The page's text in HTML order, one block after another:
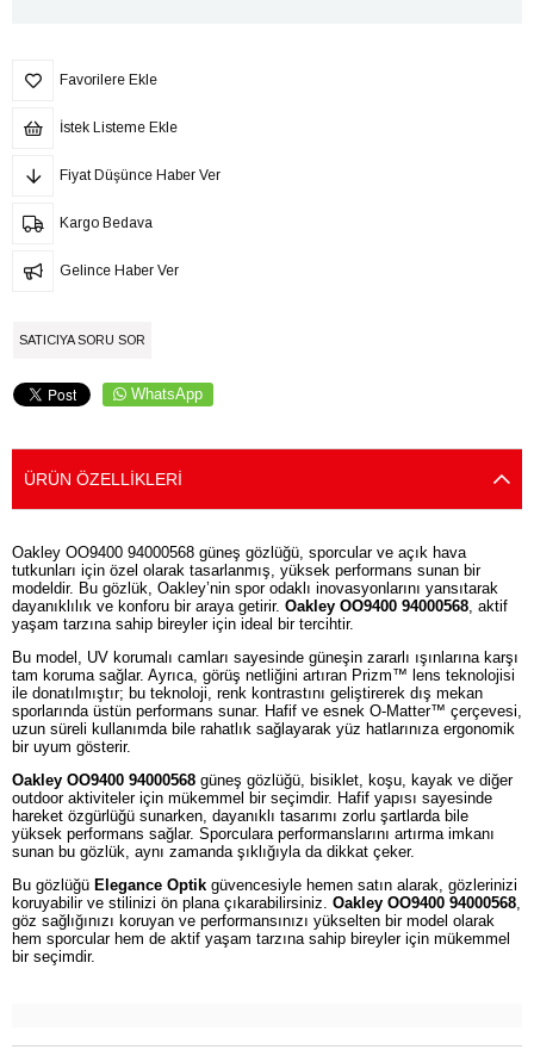
Favorilere Ekle
İstek Listeme Ekle
Fiyat Düşünce Haber Ver
Kargo Bedava
Gelince Haber Ver
SATICIYA SORU SOR
WhatsApp
ÜRÜN ÖZELLIKLERI
Oakley OO9400 94000568 güneş gözlüğü, sporcular ve açık hava
tutkunları için özel olarak tasarlanmış, yüksek performans sunan bir
modeldir. Bu gözlük, Oakley’nin spor odaklı inovasyonlarını yansıtarak
dayanıklılık ve konforu bir araya getirir. Oakley OO9400 94000568, aktif
yaşam tarzına sahip bireyler için ideal bir tercihtir.
Bu model, UV korumalı camları sayesinde güneşin zararlı ışınlarına karşı
tam koruma sağlar. Ayrıca, görüş netliğini artıran Prizm™ lens teknolojisi
ile donatılmıştır; bu teknoloji, renk kontrastını geliştirerek dış mekan
sporlarında üstün performans sunar. Hafif ve esnek O-Matter™ çerçevesi,
uzun süreli kullanımda bile rahatlık sağlayarak yüz hatlarınıza ergonomik
bir uyum gösterir.
Oakley OO9400 94000568 güneş gözlüğü, bisiklet, koşu, kayak ve diğer
outdoor aktiviteler için mükemmel bir seçimdir. Hafif yapısı sayesinde
hareket özgürlüğü sunarken, dayanıklı tasarımı zorlu şartlarda bile
yüksek performans sağlar. Sporculara performanslarını artırma imkanı
sunan bu gözlük, aynı zamanda şıklığıyla da dikkat çeker.
Bu gözlüğü Elegance Optik güvencesiyle hemen satın alarak, gözlerinizi
koruyabilir ve stilinizi ön plana çıkarabilirsiniz. Oakley OO9400 94000568
göz sağlığınızı koruyan ve performansınızı yükselten bir model olarak
hem sporcular hem de aktif yaşam tarzına sahip bireyler için mükemmel
bir seçimdir.